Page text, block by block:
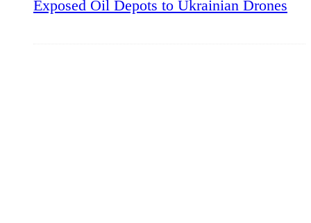
Exposed Oil Depots to Ukrainian Drones